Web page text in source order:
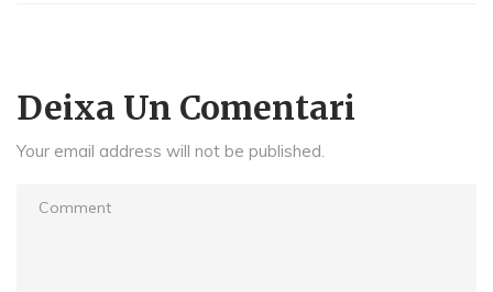
Deixa Un Comentari
Your email address will not be published.